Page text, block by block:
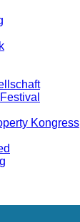
Kongress